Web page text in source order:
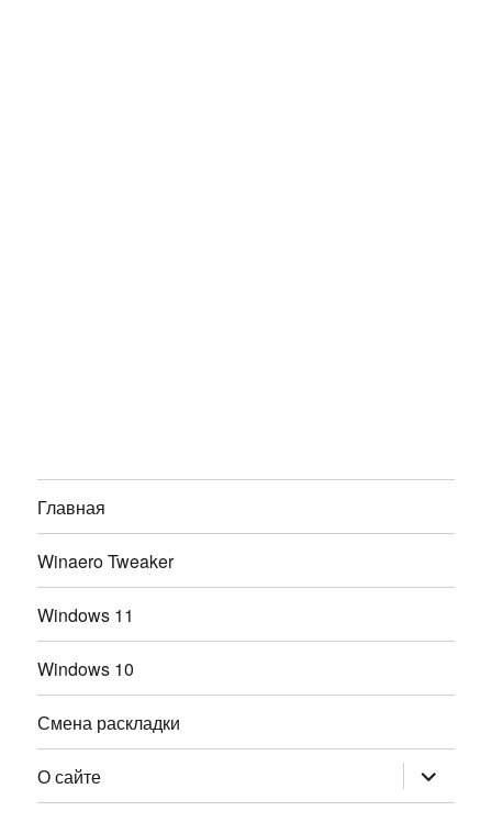
Главная
Winaero Tweaker
Windows 11
Windows 10
Смена раскладки
О сайте раскрыть
дочернее
меню